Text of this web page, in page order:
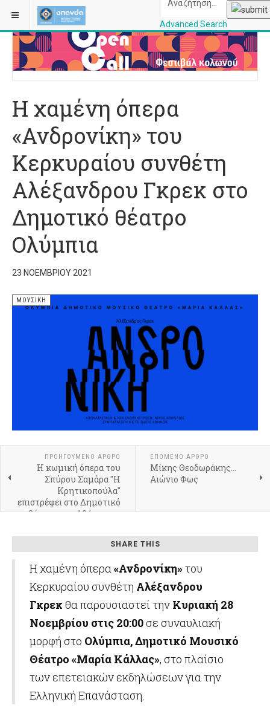
Advanced Search
ΒΡΊΣΚΕΣΤΕ ΕΔΏ: ΑΡΧΙΚΉ
Η χαμένη όπερα
«Ανδρονίκη» του
Κερκυραίου συνθέτη
Αλέξανδρου Γκρεκ στο
Δημοτικό θέατρο
Ολύμπια
23 ΝΟΕΜΒΡΊΟΥ 2021
ΜΟΥΣΙΚΉ
ΠΡΟΗΓΟΎΜΕΝΟ ΆΡΘΡΟ
Η κωμική όπερα του
Σπύρου Σαμάρα "Η
Κρητικοπούλα"
επιστρέφει στο Δημοτικό
Θέατρο της Αθήνας για
ΕΠΌΜΕΝΟ ΆΡΘΡΟ
​Μίκης Θεοδωράκης…
Αιώνιο Φως
SHARE THIS
Η χαμένη όπερα«Ανδρονίκη»του
Κερκυραίου συνθέτη Αλέξανδρου
Γκρεκ θα παρουσιαστεί την Κυριακή 28
Νοεμβρίου στις 20:00σε συναυλιακή
μορφή στο Ολύμπια, Δημοτικό Μουσικό
Θέατρο «Μαρία Κάλλας», στο πλαίσιο
των επετειακών εκδηλώσεων για την
Ελληνική Επανάσταση.